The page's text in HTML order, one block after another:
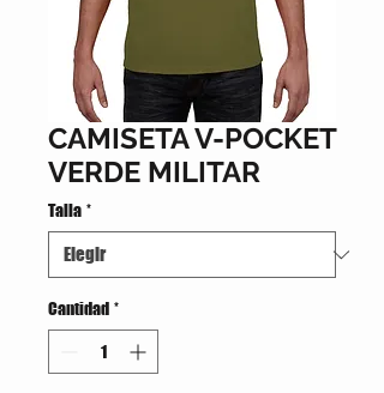
CAMISETA V-POCKET
VERDE MILITAR
Talla *
Cantidad *